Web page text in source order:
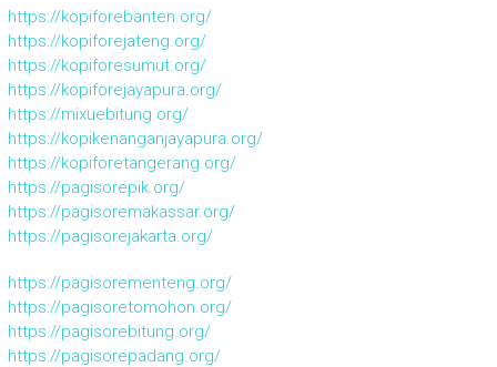
https://kopiforebanten.org/
https://kopiforejateng.org/
https://kopiforesumut.org/
https://kopiforejayapura.org/
https://mixuebitung.org/
https://kopikenanganjayapura.org/
https://kopiforetangerang.org/
https://pagisorepik.org/
https://pagisoremakassar.org/
https://pagisorejakarta.org/
https://pagisorementeng.org/
https://pagisoretomohon.org/
https://pagisorebitung.org/
https://pagisorepadang.org/